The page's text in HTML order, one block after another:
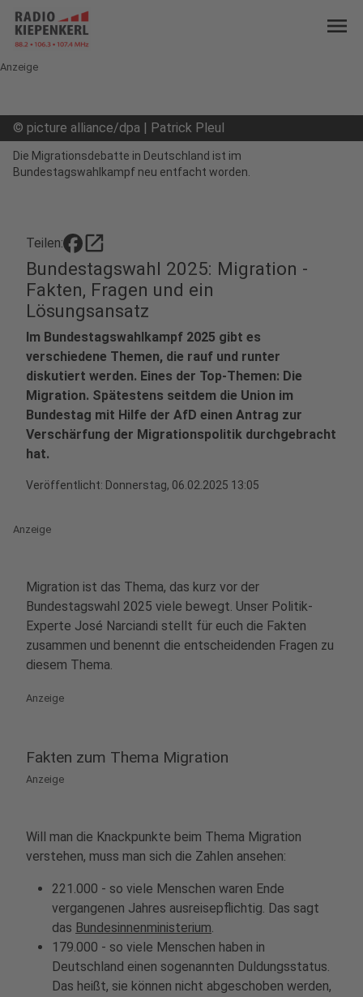
menu
Anzeige
© picture alliance/dpa | Patrick Pleul
Die Migrationsdebatte in Deutschland ist im
Bundestagswahlkampf neu entfacht worden.
Teilen: open_in_new
Bundestagswahl 2025: Migration -
Fakten, Fragen und ein
Lösungsansatz
Im Bundestagswahlkampf 2025 gibt es
verschiedene Themen, die rauf und runter
diskutiert werden. Eines der Top-Themen: Die
Migration. Spätestens seitdem die Union im
Bundestag mit Hilfe der AfD einen Antrag zur
Verschärfung der Migrationspolitik durchgebracht
hat.
Veröffentlicht: Donnerstag, 06.02.2025 13:05
Anzeige
Migration ist das Thema, das kurz vor der
Bundestagswahl 2025 viele bewegt. Unser Politik-
Experte José Narciandi stellt für euch die Fakten
zusammen und benennt die entscheidenden Fragen zu
diesem Thema.
Anzeige
Fakten zum Thema Migration
Anzeige
Will man die Knackpunkte beim Thema Migration
verstehen, muss man sich die Zahlen ansehen:
221.000 - so viele Menschen waren Ende
vergangenen Jahres ausreisepflichtig. Das sagt
das Bundesinnenministerium.
179.000 - so viele Menschen haben in
Deutschland einen sogenannten Duldungsstatus.
Das heißt, sie können nicht abgeschoben werden,